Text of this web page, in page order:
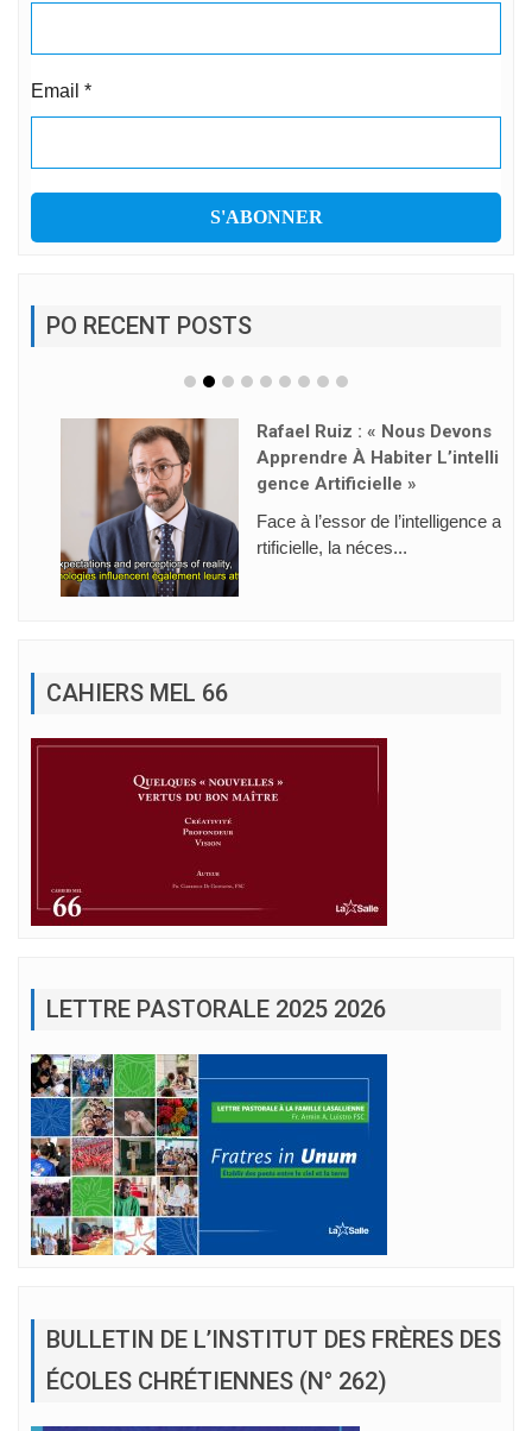
Email *
PO RECENT POSTS
Rafael Ruiz : « Nous Devons
Apprendre À Habiter L’intelli
Gence Artificielle »
Face à l’essor de l’intelligence a
rtificielle, la néces...
CAHIERS MEL 66
LETTRE PASTORALE 2025 2026
BULLETIN DE L’INSTITUT DES FRÈRES DES
ÉCOLES CHRÉTIENNES (N° 262)